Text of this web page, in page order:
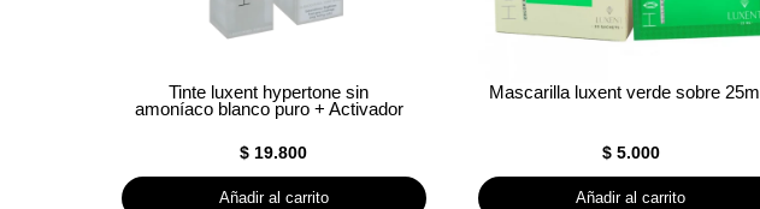
Tinte luxent hypertone sin
amoníaco blanco puro + Activador
$ 19.800
Añadir al carrito
Mascarilla luxent verde sobre 25ml
$5.000
Añadir al carrito